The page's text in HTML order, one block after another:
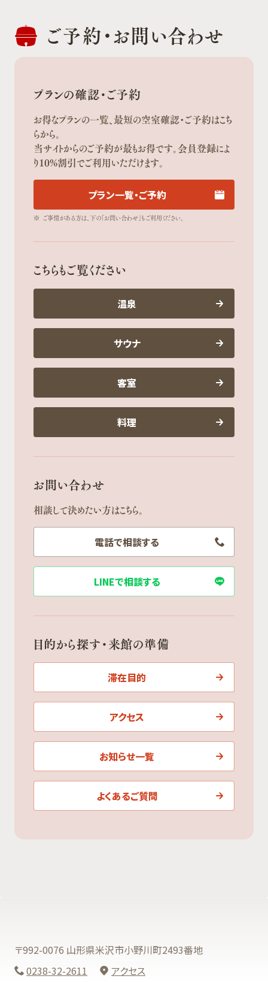
ご予約・お問い合わせ
プランの確認・ご予約
お得なプランの一覧、最短の空室確認・ご予約はこち
らから。
当サイトからのご予約が最もお得です。会員登録によ
り10%割引でご利用いただけます。
プラン一覧・ご予約
※ ご事情がある方は、下の「お問い合わせ」もご利用ください。
こちらもご覧ください
温泉
サウナ
客室
料理
お問い合わせ
相談して決めたい方はこちら。
電話で相談する
LINEで相談する
目的から探す・来館の準備
滞在目的
アクセス
お知らせ一覧
よくあるご質問
〒992-0076 山形県米沢市小野川町2493番地
0238-32-2611
アクセス